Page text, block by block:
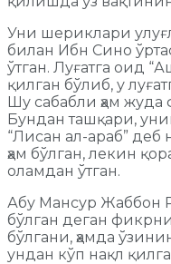
Уни шериклари
билан Ибн Сино
ўтган. Луғатга оид
қилган бўлиб, у
Шу сабабли ҳам жуда
Бундан ташқари,
“Лисан ал-араб” деб
ҳам бўлган, лекин
оламдан ўтган.
Абу Мансур Жаббон
бўлган деган
бўлгани, ҳамда
ундан кўп нақл